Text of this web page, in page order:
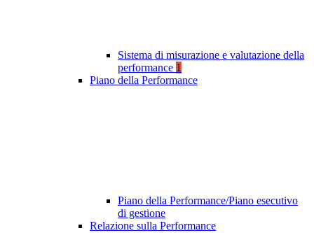
Sistema di misurazione e valutazione della
performance 1
Piano della Performance
Piano della Performance/Piano esecutivo
di gestione
Relazione sulla Performance